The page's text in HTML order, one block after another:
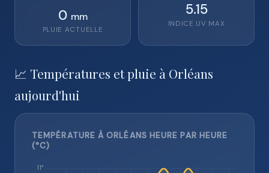
0 mm
PLUIE ACTUELLE
5.15
INDICE UV MAX
📈 Températures et pluie à Orléans
aujourd'hui
TEMPÉRATURE À ORLÉANS HEURE PAR HEURE
(°C)